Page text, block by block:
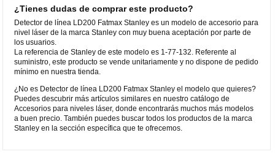
¿Tienes dudas de comprar este producto?
Detector de línea LD200 Fatmax Stanley es un modelo de accesorio para
nivel láser de la marca Stanley con muy buena aceptación por parte de
los usuarios.
La referencia de Stanley de este modelo es 1-77-132. Referente al
suministro, este producto se vende unitariamente y no dispone de pedido
mínimo en nuestra tienda.
¿No es Detector de línea LD200 Fatmax Stanley el modelo que quieres?
Puedes descubrir más artículos similares en nuestro catálogo de
Accesorios para niveles láser, donde encontrarás muchos más modelos
a buen precio. También puedes buscar todos los productos de la marca
Stanley en la sección específica que te ofrecemos.